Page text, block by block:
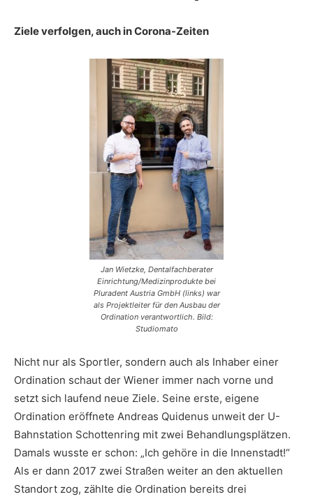
Ziele verfolgen, auch in Corona-Zeiten
Jan Wietzke, Dentalfachberater
Einrichtung/Medizinprodukte bei
Pluradent Austria GmbH (links) war
als Projektleiter für den Ausbau der
Ordination verantwortlich. Bild:
Studiomato
Nicht nur als Sportler, sondern auch als Inhaber einer
Ordination schaut der Wiener immer nach vorne und
setzt sich laufend neue Ziele. Seine erste, eigene
Ordination eröffnete Andreas Quidenus unweit der U-
Bahnstation Schottenring mit zwei Behandlungsplätzen.
Damals wusste er schon: „Ich gehöre in die Innenstadt!“
Als er dann 2017 zwei Straßen weiter an den aktuellen
Standort zog, zählte die Ordination bereits drei